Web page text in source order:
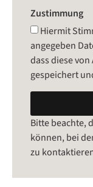
Zustimmung
Hiermit
angegeben
dass diese
gespeichert
Bitte beachte,
können, bei
zu